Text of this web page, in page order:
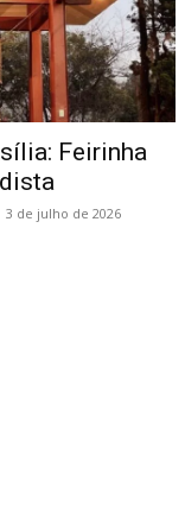
Feirinha
3 de julho de 2026